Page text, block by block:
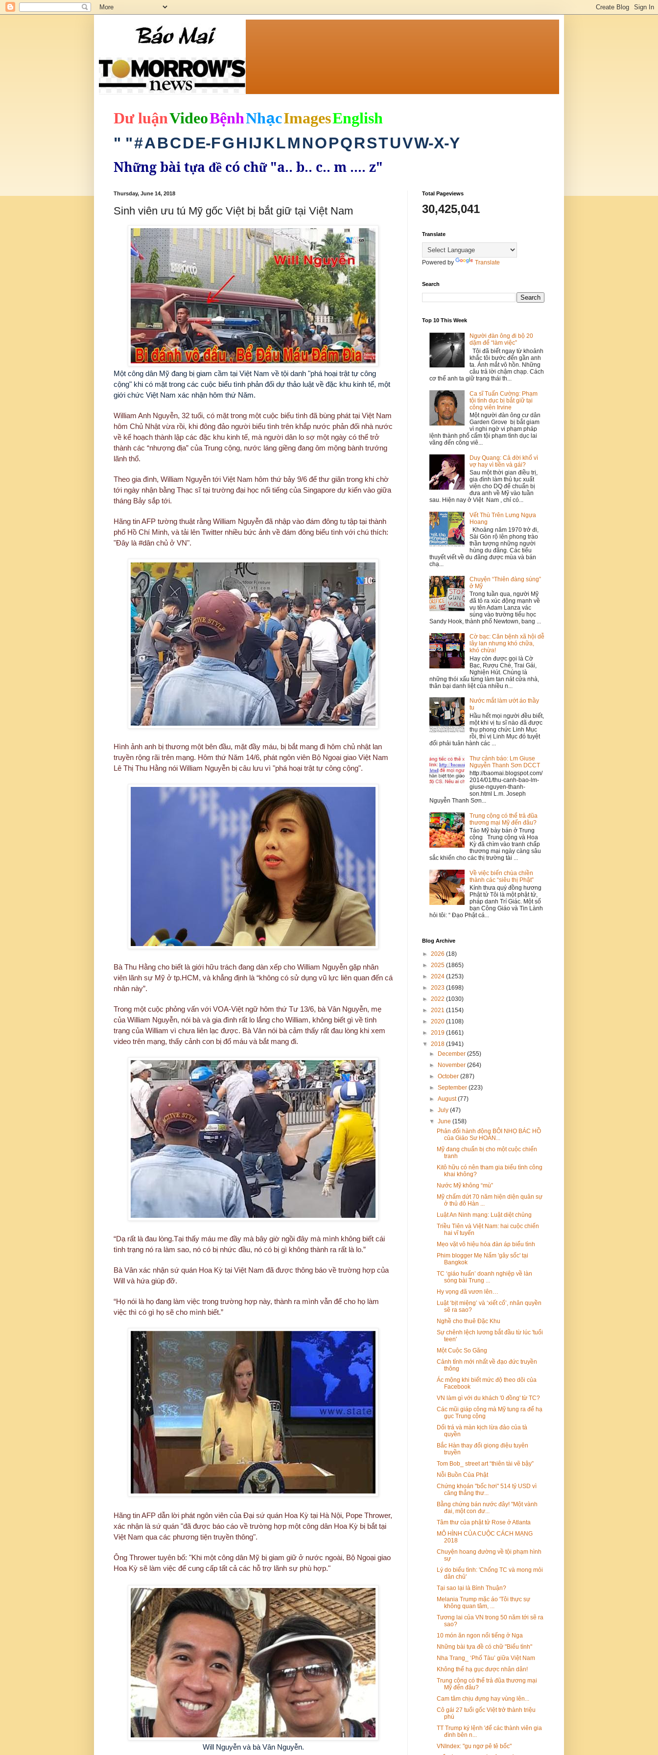
DưluậnVideoBệnhNhạcImagesEnglish
" "#ABCDE-FGHIJKLMNOPQRSTUVW-X-Y
Những bài tựa đề có chữ"a.. b.. c.. m .... z"
Thursday, June 14, 2018
Sinh viên ưu tú Mỹ gốc Việt bị bắt giữ tại Việt Nam
Một công dân Mỹ đang bị giam cầm tại Việt Nam về tội danh "phá hoại trật tự công
cộng" khi có mặt trong các cuộc biểu tình phản đối dự thảo luật về đặc khu kinh tế, một
giới chức Việt Nam xác nhận hôm thứ Năm.
William Anh Nguyễn, 32 tuổi, có mặt trong một cuộc biểu tình đã bùng phát tại Việt Nam
hôm Chủ Nhật vừa rồi, khi đông đảo người biểu tình trên khắp nước phản đối nhà nước
về kế hoạch thành lập các đặc khu kinh tế, mà người dân lo sợ một ngày có thể trở
thành các “nhượng địa” của Trung cộng, nước láng giềng đang ôm mộng bành trướng
lãnh thổ.
Theo gia đình, William Nguyễn tới Việt Nam hôm thứ bảy 9/6 để thư giãn trong khi chờ
tới ngày nhận bằng Thạc sĩ tại trường đại học nổi tiếng của Singapore dự kiến vào giữa
tháng Bảy sắp tới.
Hãng tin AFP tường thuật rằng William Nguyễn đã nhập vào đám đông tụ tập tại thành
phố Hồ Chí Minh, và tải lên Twitter nhiều bức ảnh về đám đông biểu tình với chú thích:
"Đây là #dân chủ ở VN".
Hình ảnh anh bị thương một bên đầu, mặt đầy máu, bị bắt mang đi hôm chủ nhật lan
truyền rộng rãi trên mạng. Hôm thứ Năm 14/6, phát ngôn viên Bộ Ngoại giao Việt Nam
Lê Thị Thu Hằng nói William Nguyễn bị câu lưu vì "phá hoại trật tự công cộng".
Bà Thu Hằng cho biết là giới hữu trách đang dàn xếp cho William Nguyễn gặp nhân
viên lãnh sự Mỹ ở tp.HCM, và khẳng định là “không có sử dụng vũ lực liên quan đến cá
nhân này”.
Trong một cuộc phỏng vấn với VOA-Việt ngữ hôm thứ Tư 13/6, bà Vân Nguyễn, mẹ
của William Nguyễn, nói bà và gia đình rất lo lắng cho William, không biết gì về tình
trạng của William vì chưa liên lạc được. Bà Vân nói bà cảm thấy rất đau lòng khi xem
video trên mạng, thấy cảnh con bị đổ máu và bắt mang đi.
“Dạ rất là đau lòng.Tại thấy máu me đầy mà bây giờ ngồi đây mà mình không biết cái
tình trạng nó ra làm sao, nó có bị nhức đầu, nó có bị gì không thành ra rất là lo.”
Bà Vân xác nhận sứ quán Hoa Kỳ tại Việt Nam đã được thông báo về trường hợp của
Will và hứa giúp đỡ.
“Họ nói là họ đang làm việc trong trường hợp này, thành ra mình vẫn để cho họ làm
việc thì có gì họ sẽ cho mình biết.”
Hãng tin AFP dẫn lời phát ngôn viên của Đại sứ quán Hoa Kỳ tại Hà Nội, Pope Thrower,
xác nhận là sứ quán "đã được báo cáo về trường hợp một công dân Hoa Kỳ bị bắt tại
Việt Nam qua các phương tiện truyền thông".
Ông Thrower tuyên bố: "Khi một công dân Mỹ bị giam giữ ở nước ngoài, Bộ Ngoại giao
Hoa Kỳ sẽ làm việc để cung cấp tất cả các hỗ trợ lãnh sự phù hợp."
Will Nguyễn và bà Vân Nguyễn.
Total Pageviews
30,425,041
Translate
Powered by Translate
Search
Top 10 This Week
Người đàn ông đi bộ 20
dặm để “làm việc”
Tôi đã biết ngay từ khoảnh
khắc tôi bước đến gần anh
ta. Ánh mắt vô hồn. Những
câu trả lời chậm chạp. Cách
cơ thể anh ta giữ trạng thái th...
Ca sĩ Tuấn Cường: Phạm
tội tình dục bị bắt giữ tại
công viên Irvine
Một người đàn ông cư dân
Garden Grove bị bắt giam
vì nghi ngờ vi phạm pháp
lệnh thành phố cấm tội phạm tình dục lai
vãng đến công viê...
Duy Quang: Cả đời khổ vì
vợ hay vì tiền và gái?
Sau một thời gian điều trị,
gia đình làm thủ tục xuất
viện cho DQ để chuẩn bị
đưa anh về Mỹ vào tuần
sau. Hiện nay ở Việt Nam , chỉ có...
Vết Thù Trên Lưng Ngựa
Hoang
Khoảng năm 1970 trở đi,
Sài Gòn rộ lên phong trào
thần tượng những người
hùng du đãng. Các tiểu
thuyết viết về du đãng được mùa và bán
chạ...
Chuyện “Thiên đàng súng”
ở Mỹ
Trong tuần qua, người Mỹ
đã tỏ ra xúc động mạnh về
vụ tên Adam Lanza vác
súng vào trường tiểu học
Sandy Hook, thành phố Newtown, bang ...
Cờ bạc: Căn bệnh xã hội dễ
lây lan nhưng khó chữa,
khó chừa!
Hay còn được gọi là Cờ
Bạc, Rượu Chè, Trai Gái,
Nghiện Hút. Chúng là
những thói xấu từng làm tan nát cửa nhà,
thân bại danh liệt của nhiều n...
Nước mắt làm ướt áo thầy
tu
Hầu hết mọi người đều biết,
một khi vị tu sĩ nào đã được
thụ phong chức Linh Mục
rồi, thì vị Linh Mục đó tuyệt
đối phải tuân hành các ...
Thư cảnh báo: Lm Giuse
Nguyễn Thanh Sơn DCCT
http://baomai.blogspot.com/
2014/01/thu-canh-bao-lm-
giuse-nguyen-thanh-
son.html L.m. Joseph
Nguyễn Thanh Sơn...
Trung cộng có thể trả đũa
thương mại Mỹ đến đâu?
Táo Mỹ bày bán ở Trung
cộng Trung cộng và Hoa
Kỳ đã chìm vào tranh chấp
thương mại ngày càng sâu
sắc khiến cho các thị trường tài ...
Về việc biến chùa chiền
thành các “siêu thị Phật”
Kính thưa quý đồng hương
Phật tử Tôi là một phật tử,
pháp danh Trí Giác. Một số
bạn Công Giáo và Tin Lành
hỏi tôi: “ Đạo Phật cá...
Blog Archive
► 2026 (18)
► 2025 (1865)
► 2024 (1253)
► 2023 (1698)
► 2022 (1030)
► 2021 (1154)
► 2020 (1108)
► 2019 (1661)
▼ 2018 (1941)
► December(255)
► November(264)
►October(287)
►September(223)
►August(77)
►July(47)
▼June(158)
Phản đối hành động BÔI NHỌ BÁC HỒ
của Giáo Sư HOÀN...
Mỹ đang chuẩn bị cho một cuộc chiến
tranh
Kitô hữu có nên tham gia biểu tình công
khai không?
Nước Mỹ không “mù”
Mỹ chấm dứt 70 năm hiện diện quân sự
ở thủ đô Hàn ...
Luật An Ninh mạng: Luật diệt chủng
Triều Tiên và Việt Nam: hai cuộc chiến
hai vĩ tuyến
Mẹo vặt vô hiệu hóa đàn áp biểu tình
Phim blogger Mẹ Nấm 'gây sốc' tại
Bangkok
TC ‘giáo huấn’ doanh nghiệp về làn
sóng bài Trung ...
Hy vọng đã vươn lên…
Luật ‘bịt miệng’ và ‘xiết cổ’, nhân quyền
sẽ ra sao?
Nghề cho thuê Đặc Khu
Sự chênh lệch lương bắt đầu từ lúc 'tuổi
teen'
Một Cuộc So Găng
Cảnh tỉnh mới nhất về đạo đức truyền
thông
Ác mộng khi biết mức độ theo dõi của
Facebook
VN làm gì với du khách '0 đồng' từ TC?
Các mũi giáp công mà Mỹ tung ra để hạ
gục Trung cộng
Dối trá và màn kịch lừa đảo của tà
quyền
Bắc Hàn thay đổi giọng điệu tuyên
truyền
Tom Bob_ street art “thiên tài vẽ bậy”
Nỗi Buồn Của Phật
Chứng khoán "bốc hơi" 514 tỷ USD vì
căng thẳng thư...
Bằng chứng bán nước đây! "Một vành
đai, một con đư...
Tâm thư của phật tử Rose ở Atlanta
MÔ HÌNH CỦA CUỘC CÁCH MẠNG
2018
Chuyện hoang đường về tội phạm hình
sự
Lý do biểu tình: 'Chống TC và mong mỏi
dân chủ'
Tại sao lại là Bình Thuận?
Melania Trump mặc áo 'Tôi thực sự
không quan tâm, ...
Tương lai của VN trong 50 năm tới sẽ ra
sao?
10 món ăn ngon nổi tiếng ở Nga
Những bài tựa đề có chữ "Biểu tình"
Nha Trang_ ‘Phố Tàu’ giữa Việt Nam
Không thể hạ gục được nhân dân!
Trung cộng có thể trả đũa thương mại
Mỹ đến đâu?
Cam tâm chịu đựng hay vùng lên...
Cô gái 27 tuổi gốc Việt trở thành triệu
phú
TT Trump ký lệnh 'để các thành viên gia
đình bên n...
VNIndex: "gu ngơ pê tê bốc"